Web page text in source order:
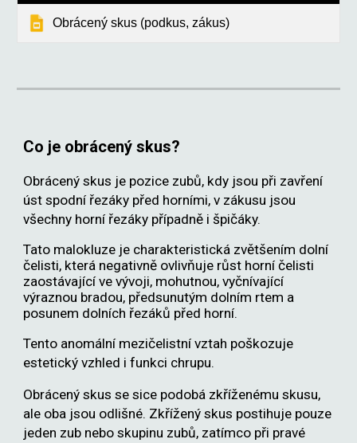
Obrácený skus (podkus, zákus)
Co je obrácený skus?
Obrácený skus je pozice zubů, kdy jsou při zavření
úst spodní řezáky před horními, v zákusu jsou
všechny horní řezáky případně i špičáky.
Tato malokluze je charakteristická zvětšením dolní
čelisti, která negativně ovlivňuje růst horní čelisti
zaostávající ve vývoji, mohutnou, vyčnívající
výraznou bradou, předsunutým dolním rtem a
posunem dolních řezáků před horní.
Tento anomální mezičelistní vztah poškozuje
estetický vzhled i funkci chrupu.
Obrácený skus se sice podobá zkříženému skusu,
ale oba jsou odlišné. Zkřížený skus postihuje pouze
jeden zub nebo skupinu zubů, zatímco při pravé